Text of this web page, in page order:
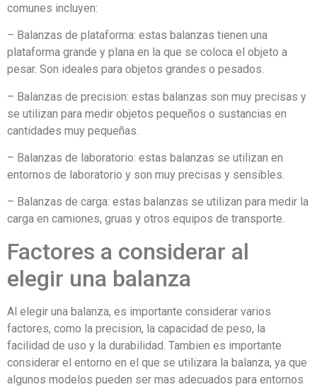
comunes incluyen:
– Balanzas de plataforma: estas balanzas tienen una
plataforma grande y plana en la que se coloca el objeto a
pesar. Son ideales para objetos grandes o pesados.
– Balanzas de precision: estas balanzas son muy precisas y
se utilizan para medir objetos pequeños o sustancias en
cantidades muy pequeñas.
– Balanzas de laboratorio: estas balanzas se utilizan en
entornos de laboratorio y son muy precisas y sensibles.
– Balanzas de carga: estas balanzas se utilizan para medir la
carga en camiones, gruas y otros equipos de transporte.
Factores a considerar al
elegir una balanza
Al elegir una balanza, es importante considerar varios
factores, como la precision, la capacidad de peso, la
facilidad de uso y la durabilidad. Tambien es importante
considerar el entorno en el que se utilizara la balanza, ya que
algunos modelos pueden ser mas adecuados para entornos